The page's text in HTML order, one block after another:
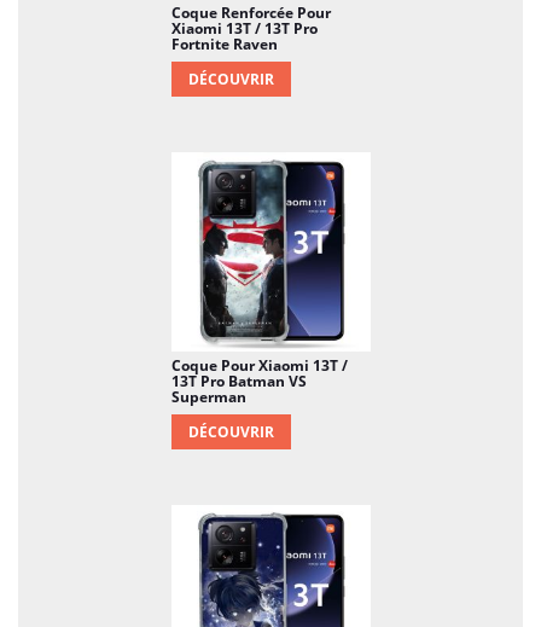
Coque Renforcée Pour
Xiaomi 13T / 13T Pro
Fortnite Raven
DÉCOUVRIR
Coque Pour Xiaomi 13T /
13T Pro Batman VS
Superman
DÉCOUVRIR